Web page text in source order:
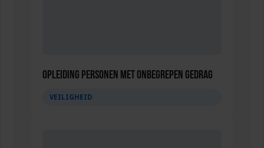
Opleiding Personen met onbegrepen gedrag
VEILIGHEID